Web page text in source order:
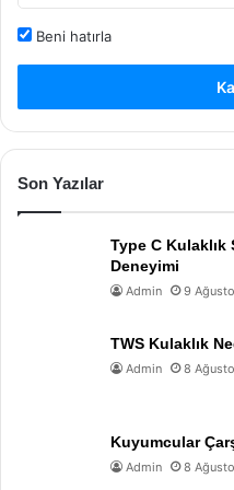
Beni hatırla
Son Yazılar
Type C Kulaklık
Deneyimi
Admin 9
TWS Kulaklık
Admin 8
Kuyumcular
Admin 8